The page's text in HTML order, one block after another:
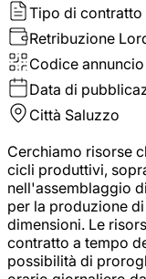
Tipo di contratto
Retribuzione
Codice annuncio
Data di
Città Saluzzo
Cerchiamo risorse
cicli produttivi,
nell'assemblaggio
per la produzione
dimensioni. Le
contratto a tempo
possibilità di